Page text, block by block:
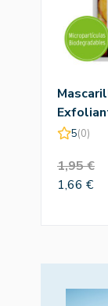
5(0)
1,95 €
1,66 €